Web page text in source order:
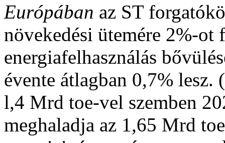
Európában az ST
növekedési ütemére 2%-ot
energiafelhasználás
évente átlagban 0,7%
l,4 Mrd toe-vel szemben
meghaladja az 1,65 Mrd